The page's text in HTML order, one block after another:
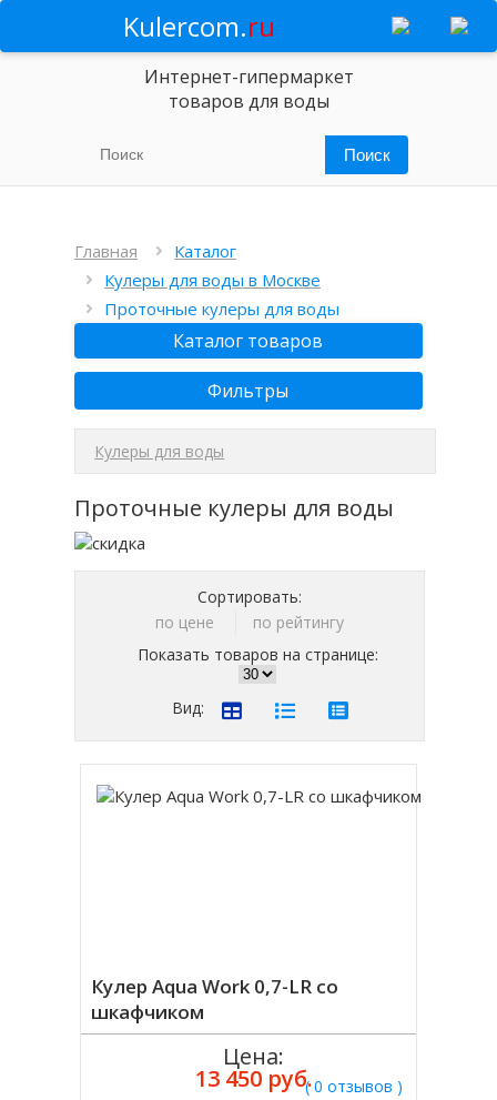
Kulercom.ru
Интернет-гипермаркет
товаров для воды
Главная
Каталог
Кулеры для воды в Москве
Проточные кулеры для воды
Каталог товаров
Фильтры
Кулеры для воды
Проточные кулеры для воды
Сортировать:
по цене
по рейтингу
Показать товаров на странице:
Вид:
Кулер Aqua Work 0,7-LR со
шкафчиком
( 0 отзывов )
Цена:
13 450 руб.